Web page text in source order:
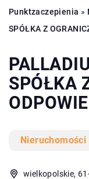
Punktzaczepienia »
SPÓŁKA Z
SPÓŁKA
Nieruchomości
wielkopolskie,